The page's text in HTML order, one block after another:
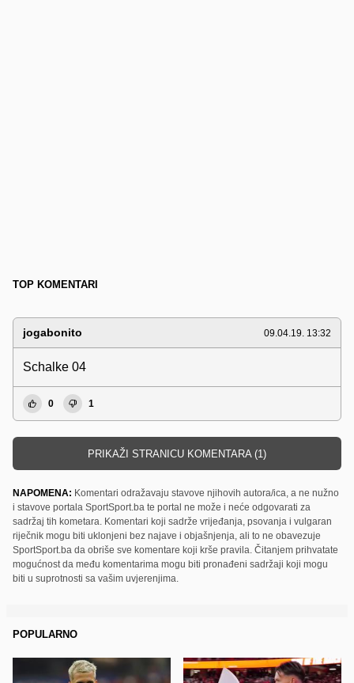
TOP KOMENTARI
jogabonito 09.04.19. 13:32
Schalke 04
0 1
PRIKAŽI STRANICU KOMENTARA (1)
NAPOMENA: Komentari odražavaju stavove njihovih autora/ica, a ne nužno
i stavove portala SportSport.ba te portal ne može i neće odgovarati za
sadržaj tih kometara. Komentari koji sadrže vrijeđanja, psovanja i vulgaran
riječnik mogu biti uklonjeni bez najave i objašnjenja, ali to ne obavezuje
SportSport.ba da obriše sve komentare koji krše pravila. Čitanjem prihvatate
mogućnost da među komentarima mogu biti pronađeni sadržaji koji mogu
biti u suprotnosti sa vašim uvjerenjima.
POPULARNO